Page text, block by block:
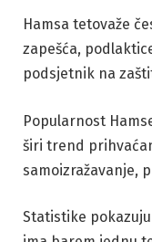
Hamsa tetovaže
zapešća,
podsjetnik na
Popularnost
širi trend
samoizražavanje,
Statistike